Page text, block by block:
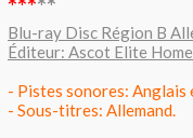
*****
Blu-ray Disc Région B
Éditeur: Ascot Elite
- Pistes sonores:
- Sous-titres: Allemand.